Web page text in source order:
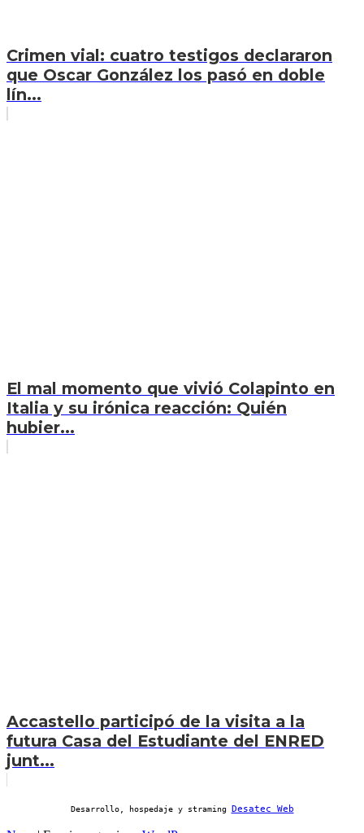
Crimen vial: cuatro testigos declararon
que Oscar González los pasó en doble
lín...
El mal momento que vivió Colapinto en
Italia y su irónica reacción: Quién
hubier...
Accastello participó de la visita a la
futura Casa del Estudiante del ENRED
junt...
Desarrollo, hospedaje y straming Desatec Web